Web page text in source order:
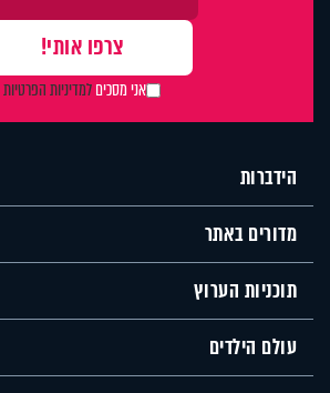
אני מסכיםלמדיניות הפרטיות
הידברות
מדורים באתר
תוכניות הערוץ
עולם הילדים